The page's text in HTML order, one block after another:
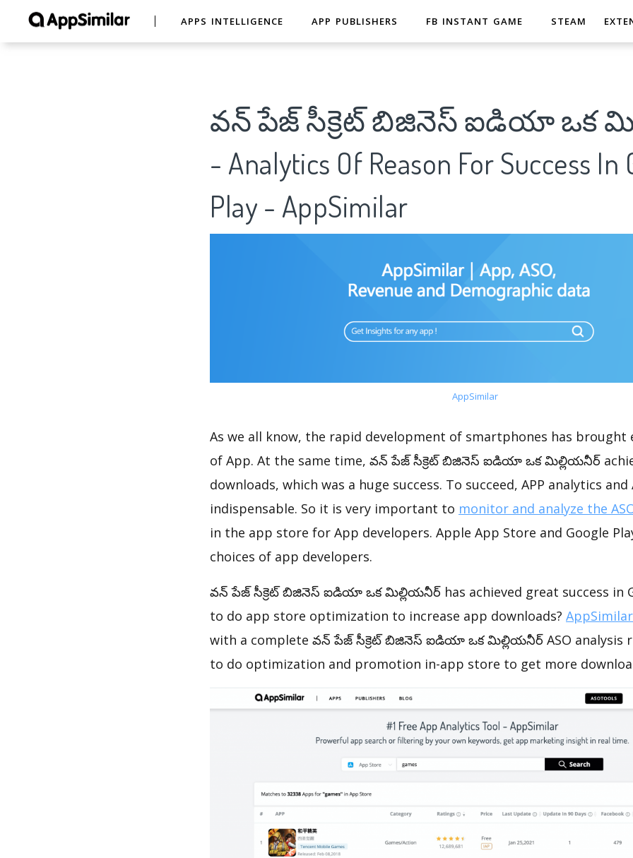
APPS INTELLIGENCE APP PUBLISHERS FB INSTANT GAME STEAM
వన్ పేజ్ సీక్రెట్ బిజినెస్ ఐడియా ఒక
- Analytics Of Reason For Success In
Play - AppSimilar
AppSimilar
As we all know, the rapid development of smartphones has brought
of App. At the same time, వన్ పేజ్ సీక్రెట్ బిజినెస్ ఐడియా ఒక మిల్లియనీర్
downloads, which was a huge success. To succeed, APP analytics and
indispensable. So it is very important to monitor and analyze the
in the app store for App developers. Apple App Store and Google
choices of app developers.
వన్ పేజ్ సీక్రెట్ బిజినెస్ ఐడియా ఒక మిల్లియనీర్ has achieved great success in
to do app store optimization to increase app downloads? AppSimilar
with a complete వన్ పేజ్ సీక్రెట్ బిజినెస్ ఐడియా ఒక మిల్లియనీర్ ASO analysis
to do optimization and promotion in-app store to get more